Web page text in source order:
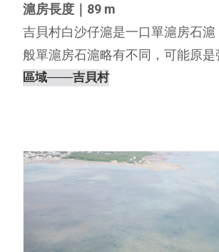
滬房長度｜89 m
吉貝村白沙仔滬是一口單滬房石
般單滬房石滬略有不同，可能原
才改建成單滬房石滬。因建在由珊
區域───吉貝村